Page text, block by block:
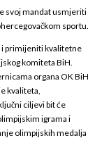
svoj mandat usmjeriti
sportu.
i primijeniti kvalitetne
komiteta BiH.
organa OK BiH
kvaliteta,
ciljevi bit će
igrama i
olimpijskih medalja